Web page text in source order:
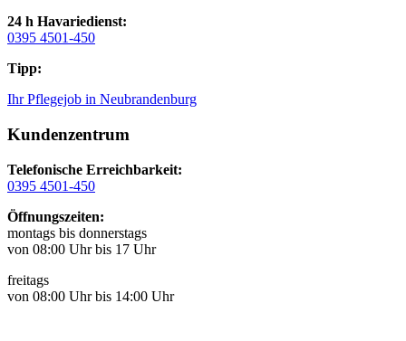
24 h Havariedienst:
0395 4501-450
Tipp:
Ihr Pflegejob in Neubrandenburg
Kundenzentrum
Telefonische Erreichbarkeit:
0395 4501-450
Öffnungszeiten:
montags bis donnerstags
von 08:00 Uhr bis 17 Uhr
freitags
von 08:00 Uhr bis 14:00 Uhr